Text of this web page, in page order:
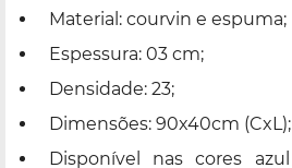
Material: courvin e espuma;
Espessura: 03 cm;
Densidade: 23;
Dimensões: 90x40cm (CxL);
Disponível nas cores